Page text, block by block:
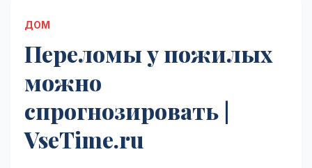
ДОМ
Переломы у пожилых
можно
спрогнозировать |
VseTime.ru